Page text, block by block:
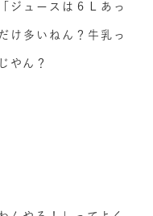
ジュースは６Ｌあっ
け多いねん？牛乳っ
やん？